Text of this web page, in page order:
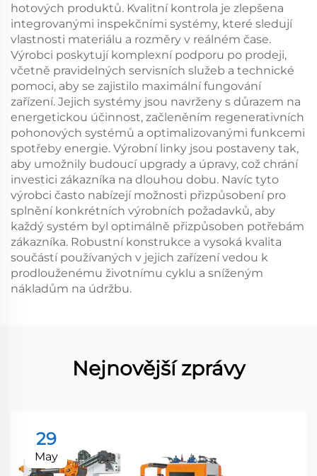
hotových produktů. Kvalitní kontrola je zlepšena
integrovanými inspekčními systémy, které sledují
vlastnosti materiálu a rozměry v reálném čase.
Výrobci poskytují komplexní podporu po prodeji,
včetně pravidelných servisních služeb a technické
pomoci, aby se zajistilo maximální fungování
zařízení. Jejich systémy jsou navrženy s důrazem na
energetickou účinnost, začleněním regenerativních
pohonových systémů a optimalizovanými funkcemi
spotřeby energie. Výrobní linky jsou postaveny tak,
aby umožnily budoucí upgrady a úpravy, což chrání
investici zákazníka na dlouhou dobu. Navíc tyto
výrobci často nabízejí možnosti přizpůsobení pro
splnění konkrétních výrobních požadavků, aby
každý systém byl optimálně přizpůsoben potřebám
zákazníka. Robustní konstrukce a vysoká kvalita
součástí používaných v jejich zařízení vedou k
prodlouženému životnímu cyklu a sníženým
nákladům na údržbu.
Nejnovější zprávy
29
May